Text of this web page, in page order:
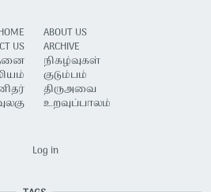
US
ABOUT US
ARCHIVE
நிகழ்வுகள்
குடும்பம்
திருஅவை
உறவுப்பாலம்
Log in